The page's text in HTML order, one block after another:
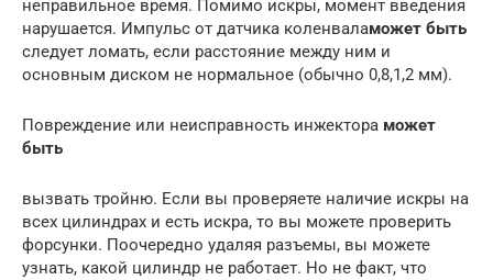
неправильное время. Помимо искры, момент введения
нарушается. Импульс от датчика коленваламожет быть
следует ломать, если расстояние между ним и
основным диском не нормальное (обычно 0,8,1,2 мм).
Повреждение или неисправность инжектора может
быть
вызвать тройню. Если вы проверяете наличие искры на
всех цилиндрах и есть искра, то вы можете проверить
форсунки. Поочередно удаляя разъемы, вы можете
узнать, какой цилиндр не работает. Но не факт, что